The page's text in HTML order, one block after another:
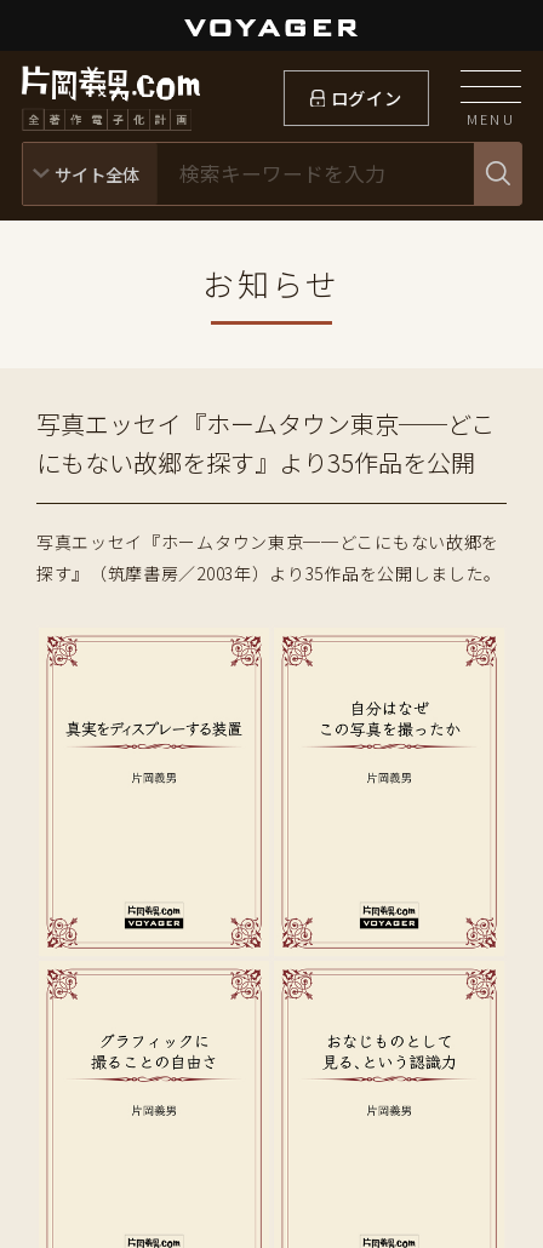
ログイン
MENU
お知らせ
写真エッセイ『ホームタウン東京──どこ
にもない故郷を探す』より35作品を公開
写真エッセイ『ホームタウン東京──どこにもない故郷を
探す』（筑摩書房／2003年）より35作品を公開しました。